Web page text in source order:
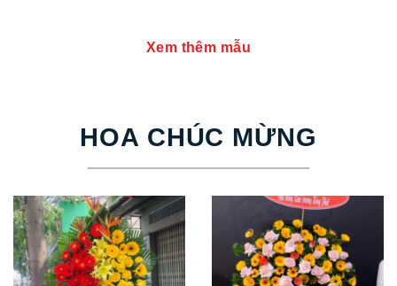
Xem thêm mẫu
HOA CHÚC MỪNG